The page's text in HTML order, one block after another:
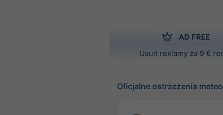
AD FREE
Usuń reklamy za 9 €
Oficjalne ostrzeżenia